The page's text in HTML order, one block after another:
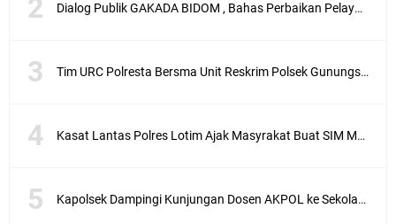
Dialog Publik GAKADA BIDOM , Bahas Perbaikan Pelayanan Medis di NTB
Tim URC Polresta Bersma Unit Reskrim Polsek Gunungsari Tangkap Pelaku Curanmor
Kasat Lantas Polres Lotim Ajak Masyrakat Buat SIM Melalui SATPAS Bukan Calo
Kapolsek Dampingi Kunjungan Dosen AKPOL ke Sekolah Rakyat Gunungsari